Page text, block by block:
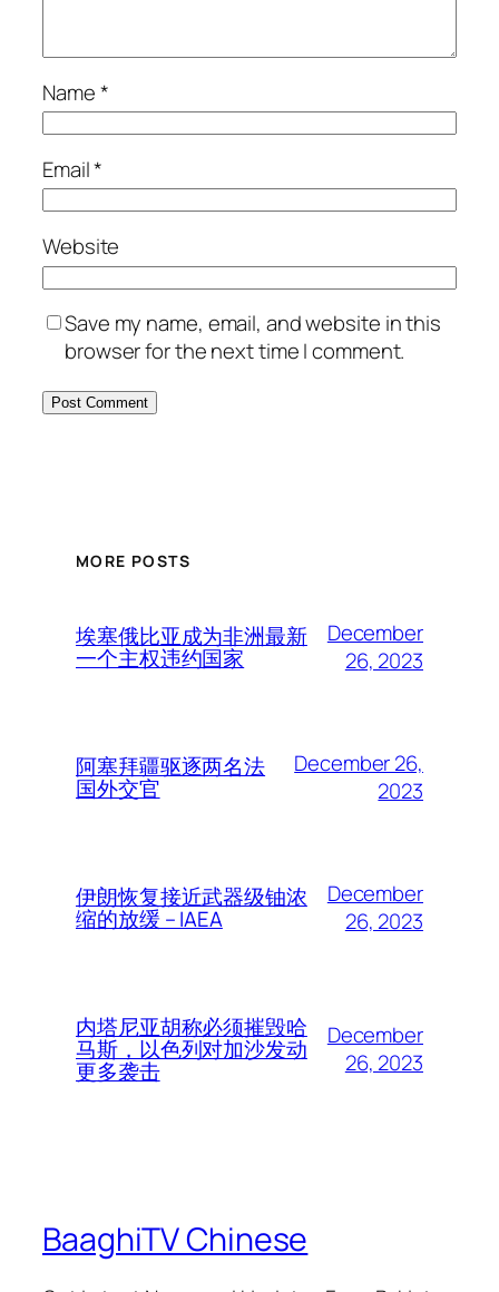
Name*
Email*
Website
Save my name, email, and website in this
browser for the next time I comment.
MORE POSTS
埃塞俄比亚成为非洲最新
一个主权违约国家
December
26, 2023
阿塞拜疆驱逐两名法
国外交官
December 26,
2023
伊朗恢复接近武器级铀浓
缩的放缓 – IAEA
December
26, 2023
内塔尼亚胡称必须摧毁哈
马斯，以色列对加沙发动
更多袭击
December
26, 2023
BaaghiTV Chinese